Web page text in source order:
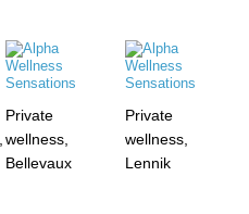
Private
wellness,
Bellevaux
Private
wellness,
Lennik